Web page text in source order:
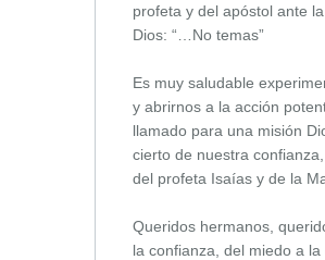
profeta y del apóstol ante
Dios: “…No temas”
Es muy saludable
y abrirnos a la acción
llamado para una misión
cierto de nuestra
del profeta Isaías y de la
Queridos hermanos,
la confianza, del miedo a